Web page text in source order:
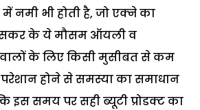
नमी भी होती है, जो एक्ने का
के ये मौसम ऑयली व
के लिए किसी मुसीबत से कम
परेशान होने से समस्या का समाधान
इस समय पर सही ब्यूटी प्रोडक्ट का